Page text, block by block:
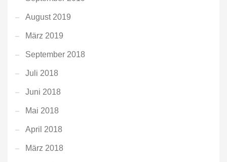
August 2019
März 2019
September 2018
Juli 2018
Juni 2018
Mai 2018
April 2018
März 2018